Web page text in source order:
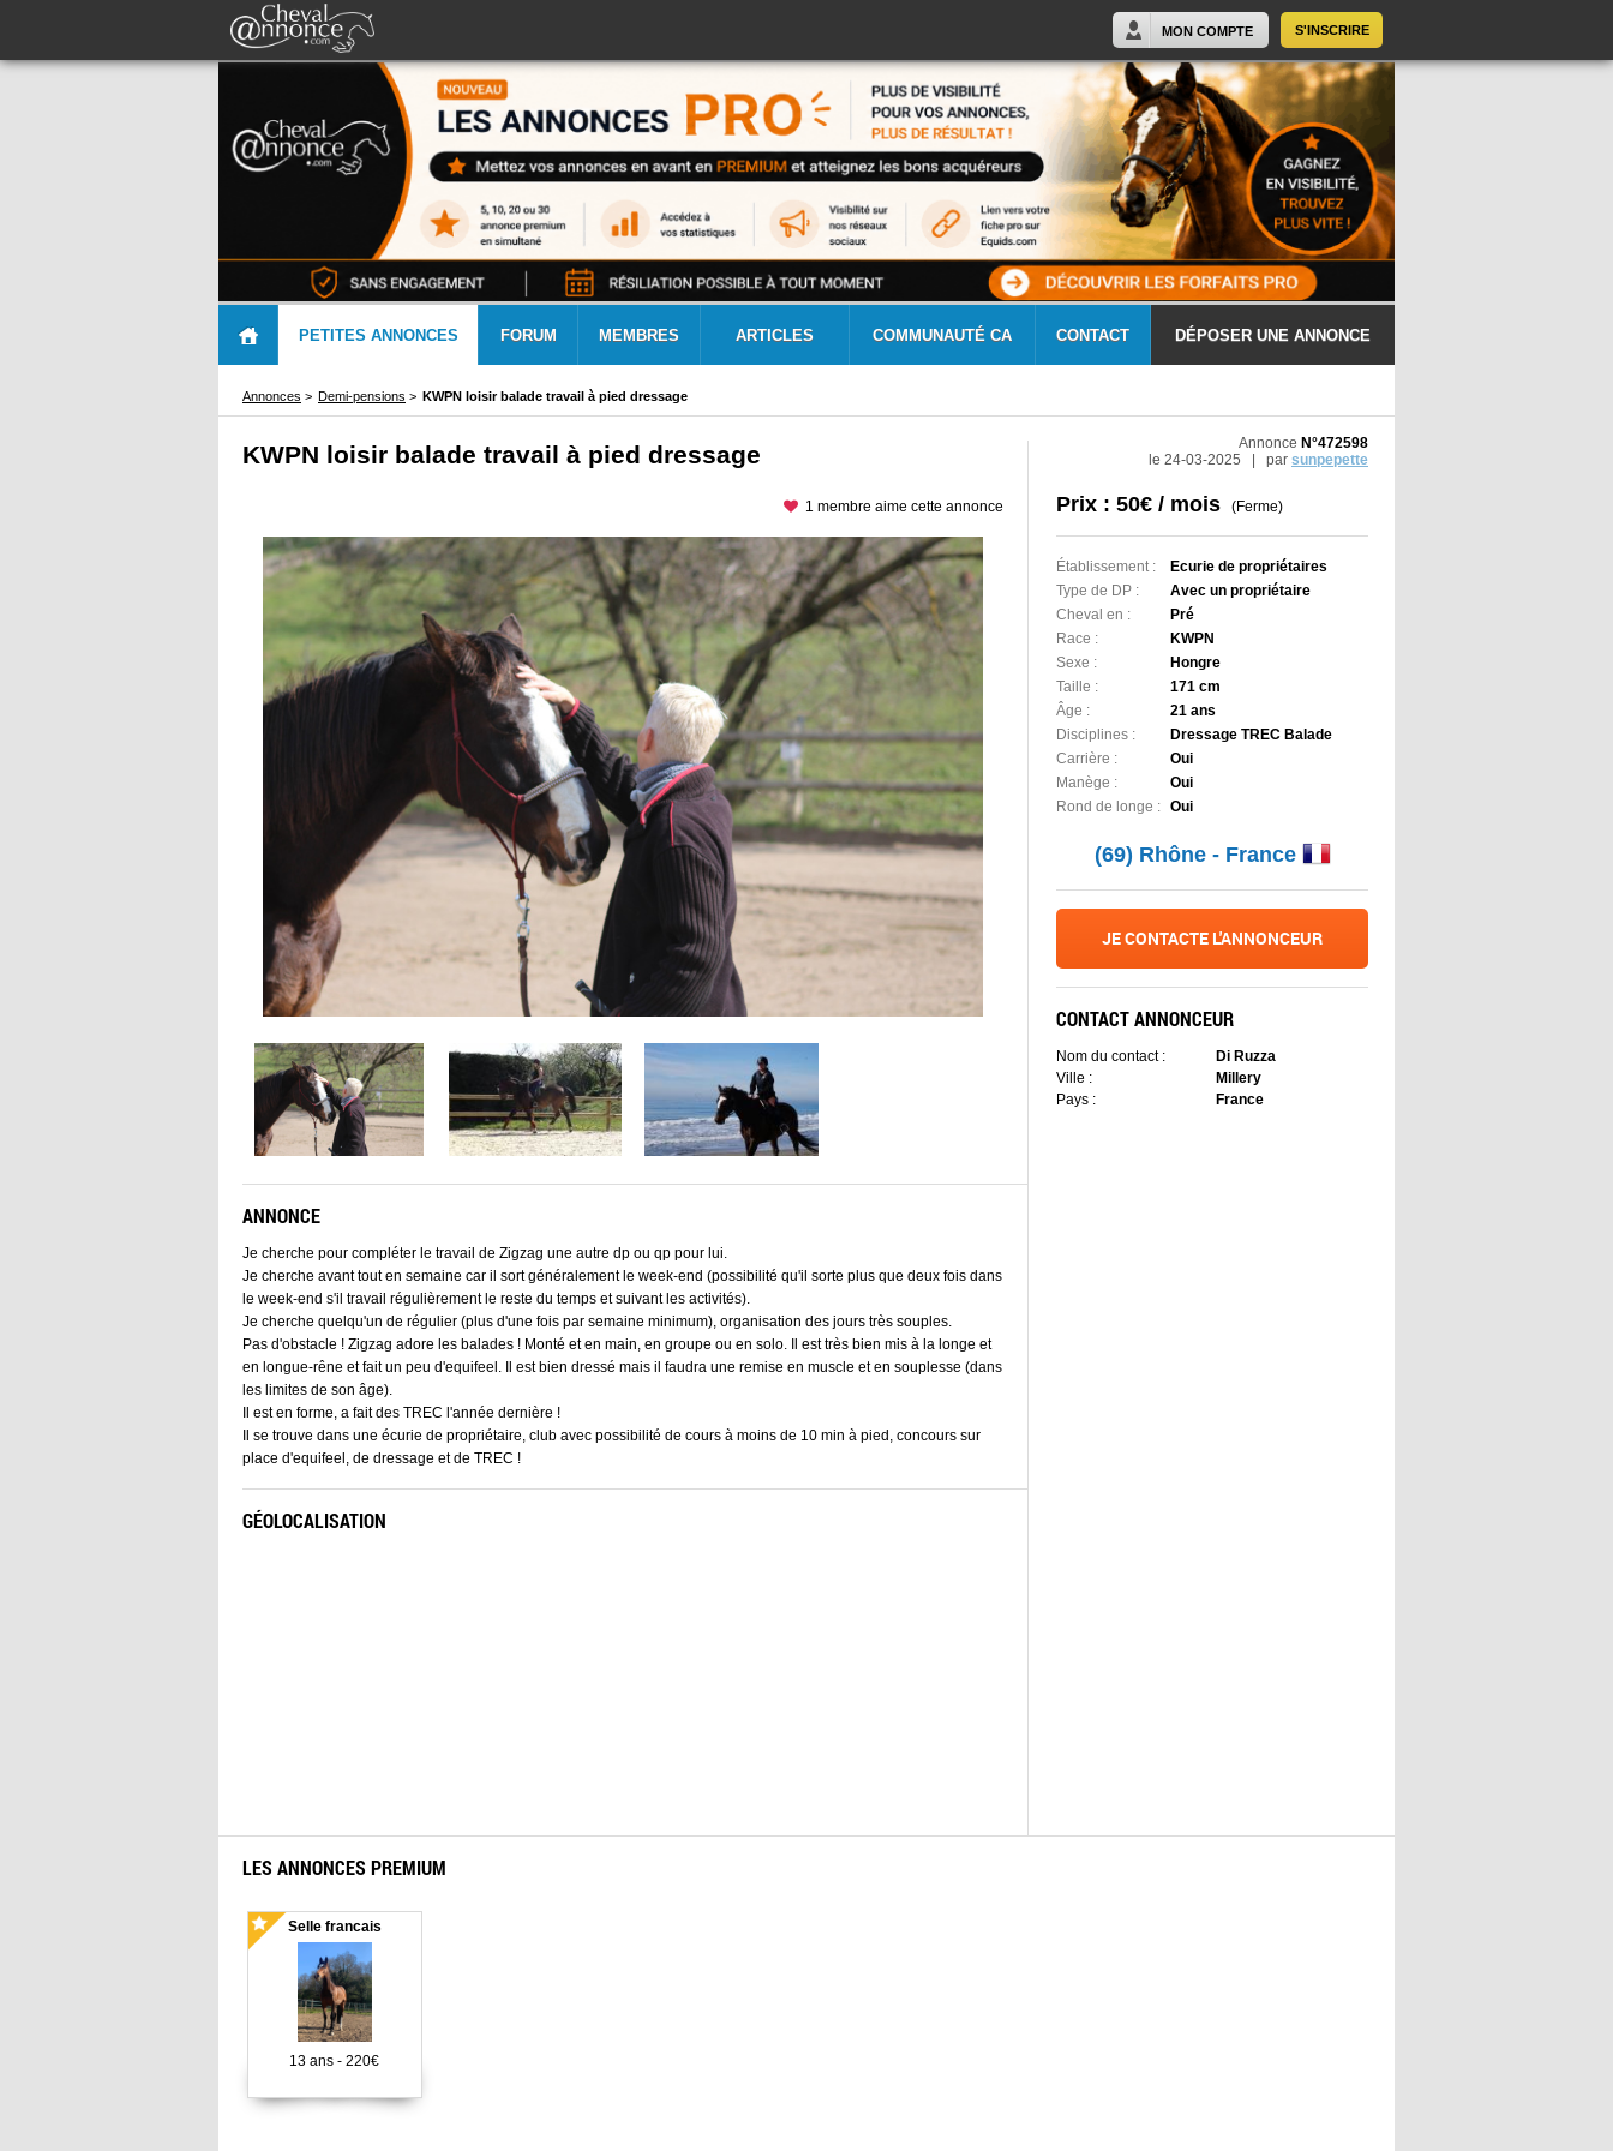
S'INSCRIRE
MON COMPTE
PETITES ANNONCES FORUM MEMBRES ARTICLES COMMUNAUTÉ CA CONTACT DÉPOSER UNE ANNONCE
Annonces > Demi-pensions > KWPN loisir balade travail à pied dressage
KWPN loisir balade travail à pied dressage
1 membre aime cette annonce
ANNONCE
Je cherche pour compléter le travail de Zigzag une autre dp ou qp pour lui.
Je cherche avant tout en semaine car il sort généralement le week-end (possibilité qu'il sorte plus que deux fois dans
le week-end s'il travail régulièrement le reste du temps et suivant les activités).
Je cherche quelqu'un de régulier (plus d'une fois par semaine minimum), organisation des jours très souples.
Pas d'obstacle ! Zigzag adore les balades ! Monté et en main, en groupe ou en solo. Il est très bien mis à la longe et
en longue-rêne et fait un peu d'equifeel. Il est bien dressé mais il faudra une remise en muscle et en souplesse (dans
les limites de son âge).
Il est en forme, a fait des TREC l'année dernière !
Il se trouve dans une écurie de propriétaire, club avec possibilité de cours à moins de 10 min à pied, concours sur
place d'equifeel, de dressage et de TREC !
GÉOLOCALISATION
Annonce N°472598
le 24-03-2025 | par sunpepette
Prix : 50€ / mois (Ferme)
Établissement :
Ecurie de propriétaires
Type de DP :
Avec un propriétaire
Cheval en :
Pré
Race :
KWPN
Sexe :
Hongre
Taille :
171 cm
Âge :
21 ans
Disciplines :
Dressage TREC Balade
Carrière :
Oui
Manège :
Oui
Rond de longe : Oui
(69) Rhône - France
JE CONTACTE L'ANNONCEUR
CONTACT ANNONCEUR
Nom du contact :
Di Ruzza
Ville :
Millery
Pays :
France
LES ANNONCES PREMIUM
Selle francais
13 ans - 220€